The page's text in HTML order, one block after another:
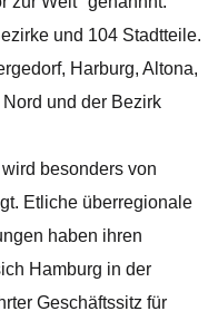
und 104 Stadtteile.
Harburg, Altona,
und der Bezirk
besonders von
Etliche überregionale
haben ihren
Hamburg in der
Geschäftssitz für